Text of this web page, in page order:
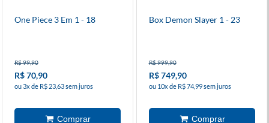
One Piece 3 Em 1 - 18
R$ 99,90
R$ 70,90
ou 3x de R$ 23,63 sem juros
Box Demon Slayer 1 - 23
R$ 999,90
R$ 749,90
ou 10x de R$ 74,99 sem juros